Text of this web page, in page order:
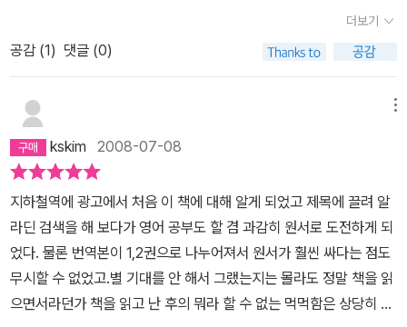
지인의 아들이자 유대인인 맥스가 함께 지내게 된다. 유대인들을 함
부로 죽여도 이상할 것이 없던 때라 지하실에 숨겨주었다는 것만으로
로 의지하고 살아간다.패망 직전, 세상의 포악함은 극에 달하고 그에
따라 이 착한 사람들의 인생도 자꾸만 휩쓸려 가게 된다. 절정을 향해
속도를 낼 듯 말 듯하던 이야기는 갑자기 급제동을 걸고 멈춰서 이 이
야기가 전쟁을 배경으로 하는 이야기라는 것을 정확히 보여준다.정신
나간 시대의 가족애, 사랑, 우정, 생명의 소중함, 용서, 공감, 죄책감...
이야기가 전하는 것은 너무나 많다. 지금 우리의 눈으로는 '말로 설명
이 안 되는' 이상한 시대였지만 사람들은 그 속에서도 나름대로 서로
사랑하고 보듬고 싸우고 미워하며 살았나 보다. 당시 평범한 사람들
이인데도 불구하고 출간한 작품마다 상을 받았고 호주 및 미국 비평
가들로부터 'Literary phenomenon(문학천재)' 라는 칭호를 받기
도 한 주목받는 소설가입니다. ‘The Book Thief' 또한 2007년에
Michael L. Printz Award를 받은 작품입니다.2차 세계대전이 발발
버지인 Hans의 밑에서 자라게 된다. 그녀는 처음에 친어머니에게 버
림받았다는 사실과 함께오다 숨진 동생에 대한 악몽에 매일 시달리며
적응하지 못하지만 양아버지인 Hans의 지극한 사랑과 돌봄으로 적
응하기 시작하고 그에게 글을 배우면서 책에 대한 남다른 애착을 갖
게 되며 나치에 의해 수많은 책들이 불탈 때 타다남은 책을 훔치는 것
을 시작으로 'Book Theif'로의 생활을 시작된다.Hans의 유태인 친
구의 아들을 숨겨주면서, 또 전쟁이 진행되면서 Liesel과 그녀의 가
더보기
공감 (1) 댓글 (0)
kskim 2008-07-08
지하철역에 광고에서 처음 이 책에 대해 알게 되었고 제목에 끌려 알
라딘 검색을 해 보다가 영어 공부도 할 겸 과감히 원서로 도전하게 되
었다. 물론 번역본이 1,2권으로 나누어져서 원서가 훨씬 싸다는 점도
무시할 수 없었고.별 기대를 안 해서 그랬는지는 몰라도 정말 책을 읽
으면서라던가 책을 읽고 난 후의 뭐라 할 수 없는 먹먹함은 상당히 크